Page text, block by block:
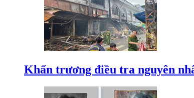
Khẩn trương điều tra nguyên